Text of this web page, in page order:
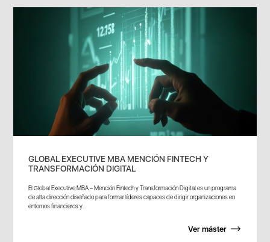
GLOBAL EXECUTIVE MBA MENCIÓN FINTECH Y
TRANSFORMACIÓN DIGITAL
El Global Executive MBA – Mención Fintech y Transformación Digital es un programa
de alta dirección diseñado para formar líderes capaces de dirigir organizaciones en
entornos financieros y...
Ver máster